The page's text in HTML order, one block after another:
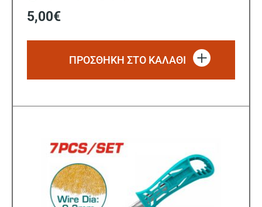
5,00€
ΠΡΟΣΘΗΚΗ ΣΤΟ ΚΑΛΑΘΙ